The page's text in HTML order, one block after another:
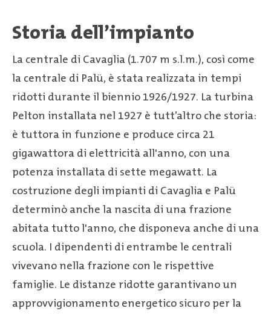
Storia dell’impianto
La centrale di Cavaglia (1.707 m s.l.m.), così come
la centrale di Palü, è stata realizzata in tempi
ridotti durante il biennio 1926/1927. La turbina
Pelton installata nel 1927 è tutt’altro che storia:
è tuttora in funzione e produce circa 21
gigawattora di elettricità all'anno, con una
potenza installata di sette megawatt. La
costruzione degli impianti di Cavaglia e Palü
determinò anche la nascita di una frazione
abitata tutto l'anno, che disponeva anche di una
scuola. I dipendenti di entrambe le centrali
vivevano nella frazione con le rispettive
famiglie. Le distanze ridotte garantivano un
approvvigionamento energetico sicuro per la